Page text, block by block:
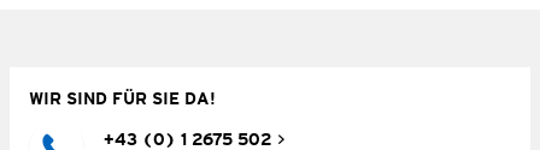
WIR SIND FÜR SIE DA!
+43 (0) 1 2675 502